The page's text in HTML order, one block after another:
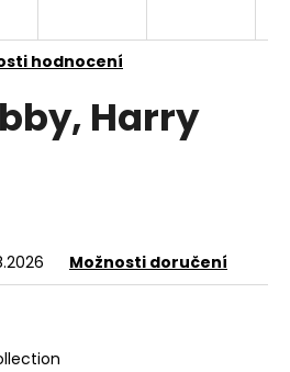
hodnocení
Harry
Možnosti doručení